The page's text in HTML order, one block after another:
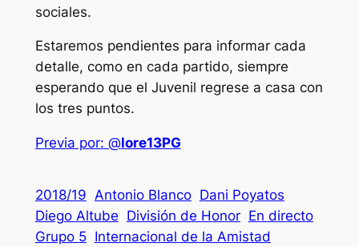
sociales.
Estaremos pendientes para informar cada
detalle, como en cada partido, siempre
esperando que el Juvenil regrese a casa con
los tres puntos.
Previa por: @lore13PG
2018/19 Antonio Blanco Dani Poyatos
Diego Altube División de Honor En directo
Grupo 5 Internacional de la Amistad